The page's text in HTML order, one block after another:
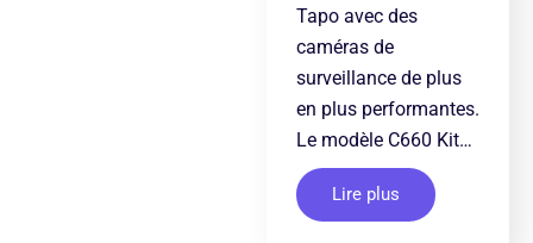
Tapo avec des
caméras de
surveillance de plus
en plus performantes.
Le modèle C660 Kit…
Lire plus